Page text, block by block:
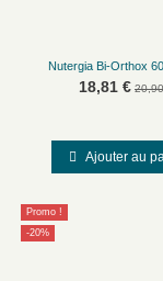
Nutergia Bi-Orthox
18,81 €
Ajouter au
Promo !
-20%